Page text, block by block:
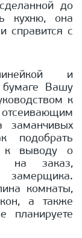
до
кухню, она
справится с
и
бумаге Вашу
к
заманчивых
подобрать
к выводу о
на заказ,
замерщика.
комнаты,
а также
планируете